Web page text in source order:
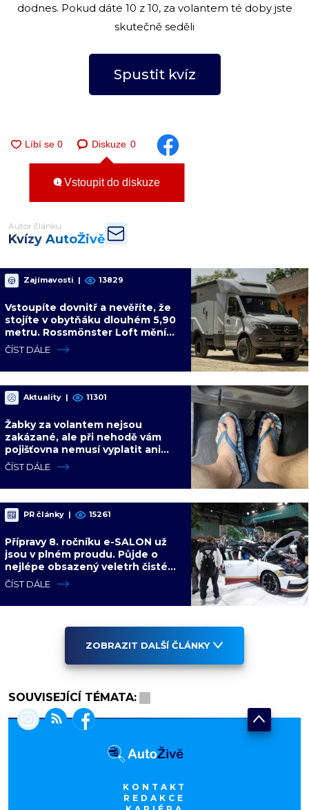
dodnes. Pokud dáte 10 z 10, za volantem té doby jste
skutečně seděli
Spustit kvíz
Diskuze 0
Vstoupit do diskuze
Autor článku
Kvízy AutoŽivě
Zajímavosti | 13829
Vstoupíte dovnitř a nevěříte, že
stojíte v obytňáku dlouhém 5,90
metru. Rossmönster Loft mění
představy o kempování
ČÍST DÁLE
Aktuality | 11301
Žabky za volantem nejsou
zakázané, ale při nehodě vám
pojišťovna nemusí vyplatit ani
korunu. Vysvětlíme proč
ČÍST DÁLE
PR články | 15261
Přípravy 8. ročníku e-SALON už
jsou v plném proudu. Půjde o
nejlépe obsazený veletrh čisté
mobility v historii
ČÍST DÁLE
ZOBRAZIT DALŠÍ ČLÁNKY
SOUVISEJÍCÍ TÉMATA:
KONTAKT
REDAKCE